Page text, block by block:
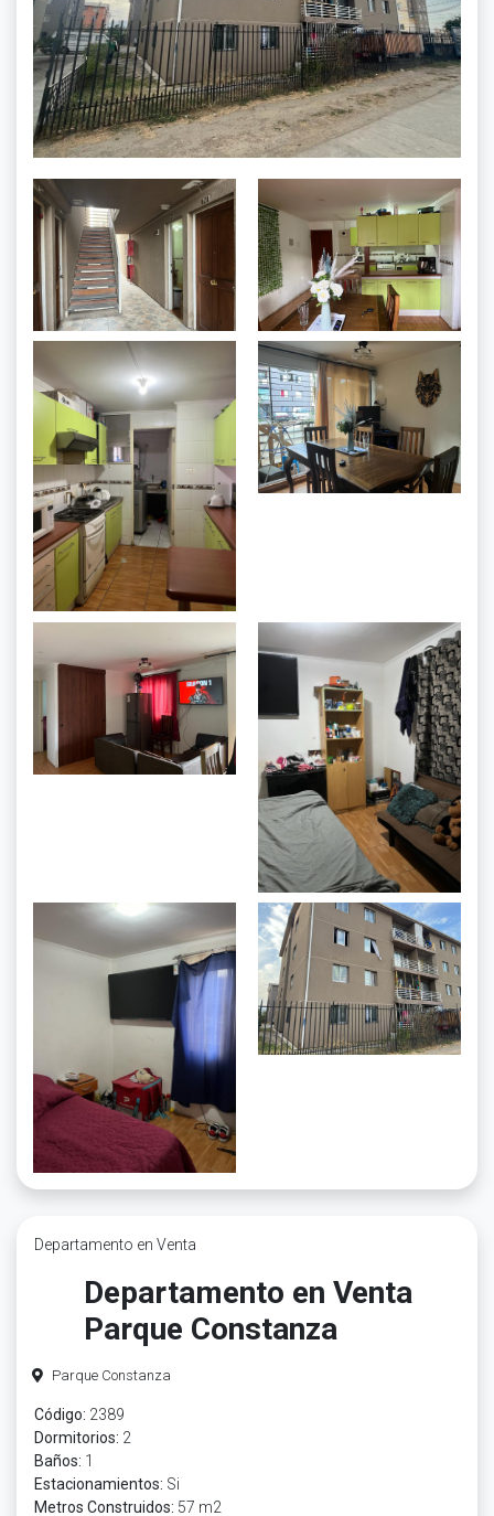
Departamento en Venta
Departamento en Venta
Parque Constanza
Parque Constanza
Código: 2389
Dormitorios: 2
Baños: 1
Estacionamientos: Si
Metros Construidos: 57 m2